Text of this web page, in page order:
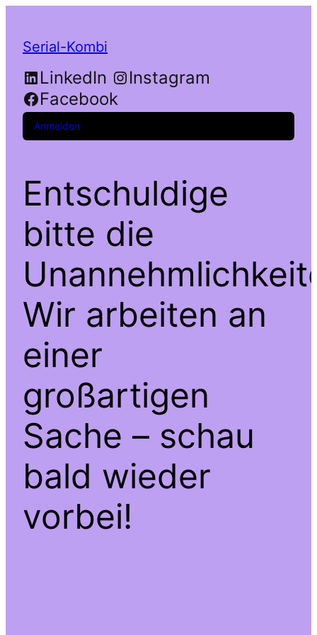
Serial-Kombi
LinkedIn
Instagram
Facebook
Anmelden
Entschuldige
bitte die
Wir arbeiten an
einer
großartigen
Sache – schau
bald wieder
vorbei!